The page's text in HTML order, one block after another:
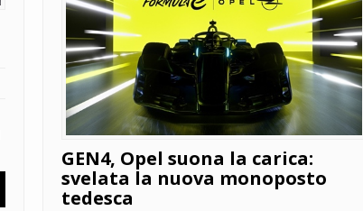
GEN4, Opel suona la carica:
svelata la nuova monoposto
tedesca